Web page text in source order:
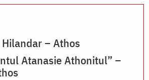
– Athos
Atanasie Athonitul” –